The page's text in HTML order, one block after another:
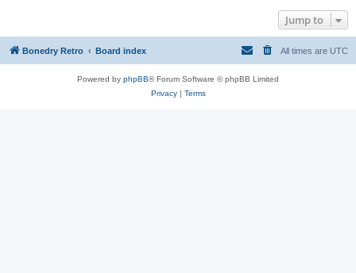
Jump to
Bonedry Retro Board index All times are UTC
Powered by phpBB® Forum Software © phpBB Limited
Privacy| Terms